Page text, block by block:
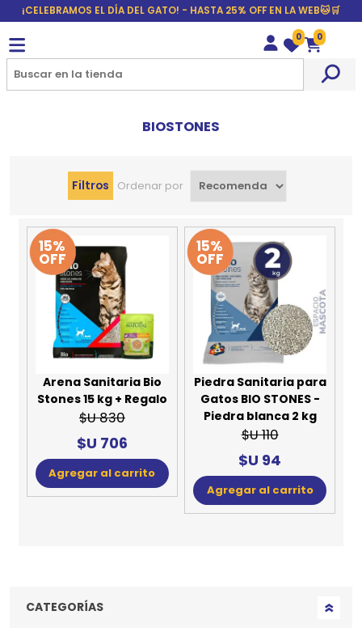
¡CELEBRAMOS EL DÍA DEL GATO! - HASTA 25% OFF EN LA WEB🐱🛒
Wishlist
0
Carrito
0
BIOSTONES
Filtros Ordenar por
15%
OFF
Arena Sanitaria Bio
Stones 15 kg + Regalo
$U 830
$U 706
Agregar al carrito
15%
OFF
Piedra Sanitaria para
Gatos BIO STONES -
Piedra blanca 2 kg
$U 110
$U 94
Agregar al carrito
CATEGORÍAS